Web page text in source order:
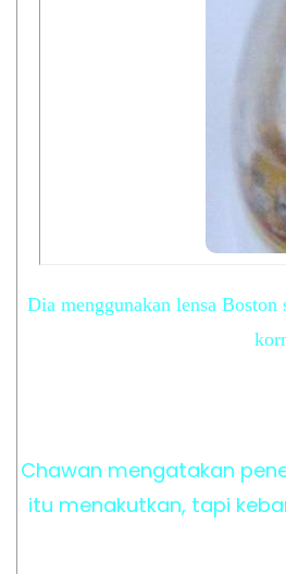
Dia menggunakan lensa
Chawan mengatakan
itu menakutkan, tapi